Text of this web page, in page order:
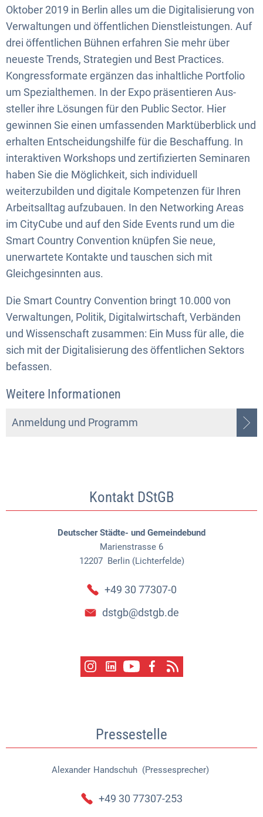
Oktober 2019 in Berlin alles um die Digitalisierung von
Verwaltungen und öffentlichen Dienstleistungen. Auf
drei öffentlichen Bühnen erfahren Sie mehr über
neueste Trends, Strategien und Best Practices.
Kongressformate ergänzen das inhaltliche Portfolio
um Spezialthemen. In der Expo präsentieren Aus-
steller ihre Lösungen für den Public Sector. Hier
gewinnen Sie einen umfassenden Marktüberblick und
erhalten Entscheidungshilfe für die Beschaffung. In
interaktiven Workshops und zertifizierten Seminaren
haben Sie die Möglichkeit, sich individuell
weiterzubilden und digitale Kompetenzen für Ihren
Arbeitsalltag aufzubauen. In den Networking Areas
im CityCube und auf den Side Events rund um die
Smart Country Convention knüpfen Sie neue,
unerwartete Kontakte und tauschen sich mit
Gleichgesinnten aus.
Die Smart Country Convention bringt 10.000 von
Verwaltungen, Politik, Digitalwirtschaft, Verbänden
und Wissenschaft zusammen: Ein Muss für alle, die
sich mit der Digitalisierung des öffentlichen Sektors
befassen.
Weitere Informationen
Anmeldung und Programm
Kontakt DStGB
Deutscher Städte- und Gemeindebund
Marienstrasse 6
12207 Berlin (Lichterfelde)
+49 30 77307-0
dstgb@dstgb.de
Pressestelle
Alexander Handschuh (Pressesprecher)
Alexander Handschuh
+49 30 77307-253